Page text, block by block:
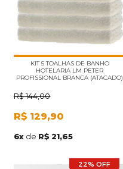
KIT 5 TOALHAS DE BANHO
HOTELARIA LM PETER
PROFISSIONAL BRANCA (ATACADO)
R$ 144,00
R$ 129,90
6x de R$ 21,65
22% OFF